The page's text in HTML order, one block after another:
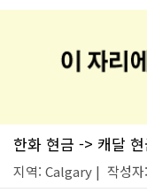
한화 현금 -> 캐달
지역: Calgary | 작성